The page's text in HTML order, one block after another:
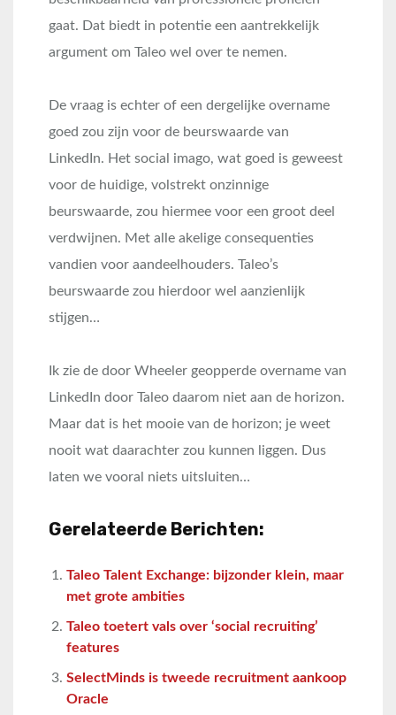
gaat. Dat biedt in potentie een aantrekkelijk
argument om Taleo wel over te nemen.
De vraag is echter of een dergelijke overname
goed zou zijn voor de beurswaarde van
LinkedIn. Het social imago, wat goed is geweest
voor de huidige, volstrekt onzinnige
beurswaarde, zou hiermee voor een groot deel
verdwijnen. Met alle akelige consequenties
vandien voor aandeelhouders. Taleo’s
beurswaarde zou hierdoor wel aanzienlijk
stijgen…
Ik zie de door Wheeler geopperde overname van
LinkedIn door Taleo daarom niet aan de horizon.
Maar dat is het mooie van de horizon; je weet
nooit wat daarachter zou kunnen liggen. Dus
laten we vooral niets uitsluiten…
Gerelateerde Berichten:
Taleo Talent Exchange: bijzonder klein, maar
met grote ambities
Taleo toetert vals over ‘social recruiting’
features
SelectMinds is tweede recruitment aankoop
Oracle